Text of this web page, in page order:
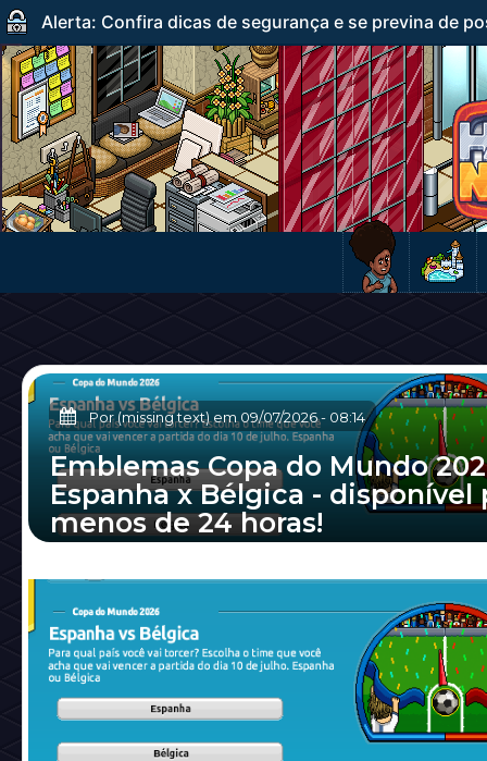
Alerta: Confira dicas de segurança e se previna de
Por (missing text) em 09/07/2026- 08:14
Emblemas Copa do Mundo
Espanha x Bélgica - disponível
menos de 24 horas!
você acha que vai vencer a partida do dia 10
julho e fature emblemas. Espanha ou Bélg...